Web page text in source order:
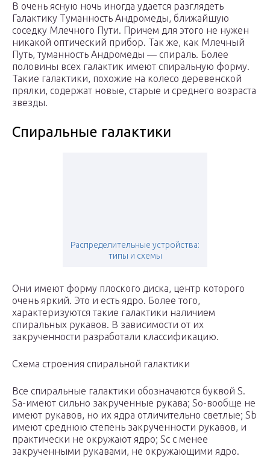
В очень ясную ночь иногда удается разглядеть
Галактику Туманность Андромеды, ближайшую
соседку Млечного Пути. Причем для этого не нужен
никакой оптический прибор. Так же, как Млечный
Путь, туманность Андромеды — спираль. Более
половины всех галактик имеют спиральную форму.
Такие галактики, похожие на колесо деревенской
прялки, содержат новые, старые и среднего возраста
звезды.
Спиральные галактики
Распределительные устройства:
типы и схемы
Они имеют форму плоского диска, центр которого
очень яркий. Это и есть ядро. Более того,
характеризуются такие галактики наличием
спиральных рукавов. В зависимости от их
закрученности разработали классификацию.
Схема строения спиральной галактики
Все спиральные галактики обозначаются буквой S.
Sa-имеют сильно закрученные рукава; So-вообще не
имеют рукавов, но их ядра отличительно светлые; Sb
имеют среднюю степень закрученности рукавов, и
практически не окружают ядро; Sc с менее
закрученными рукавами, не окружающими ядро.